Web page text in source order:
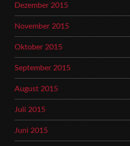
Dezember 2015
November 2015
Oktober 2015
September 2015
August 2015
Juli 2015
Juni 2015